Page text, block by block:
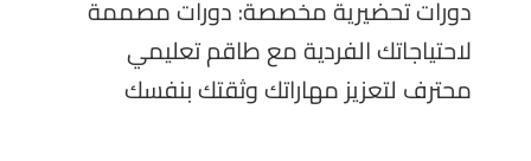
لاحتياجاتك الفردية مع طاقم تعليمي
محترف لتعزيز مهاراتك وثقتك بنفسك